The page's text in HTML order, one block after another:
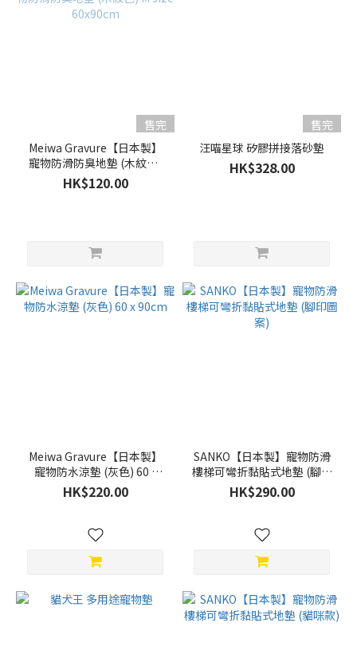
售完
Meiwa Gravure【日本製】
寵物防滑防臭地墊 (木紋色)
M size 60x90cm
HK$120.00
售完
汪喵星球 矽膠拼接落砂墊
HK$328.00
Meiwa Gravure【日本製】
寵物防水涼墊 (灰色) 60 x
90cm
HK$220.00
SANKO【日本製】寵物防滑
樓梯可彎折黏貼式地墊 (腳印
圖案)
HK$290.00